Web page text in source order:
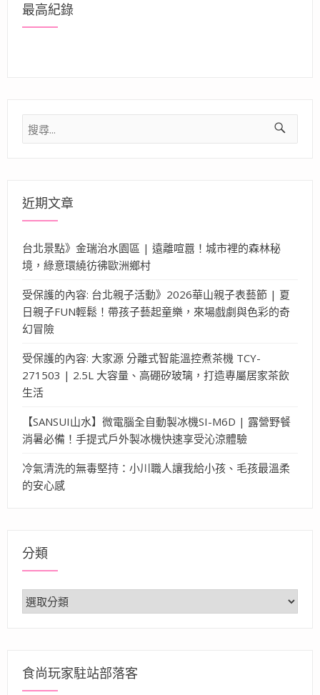
最高紀錄
搜
尋
近期文章
台北景點》金瑞治水園區 | 遠離喧囂！城市裡的森林秘
境，綠意環繞彷彿歐洲鄉村
受保護的內容: 台北親子活動》2026華山親子表藝節 | 夏
日親子FUN輕鬆！帶孩子藝起童樂，來場戲劇與色彩的奇
幻冒險
受保護的內容: 大家源 分離式智能溫控煮茶機 TCY-
271503 | 2.5L 大容量、高硼矽玻璃，打造專屬居家茶飲
生活
【SANSUI山水】微電腦全自動製冰機SI-M6D | 露營野餐
消暑必備！手提式戶外製冰機快速享受沁涼體驗
冷氣清洗的無毒堅持：小川職人讓我給小孩、毛孩最溫柔
的安心感
分類
分
類
食尚玩家駐站部落客